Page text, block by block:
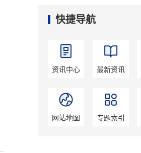
快捷导航
资讯中心 最新资讯
网站地图 专题索引